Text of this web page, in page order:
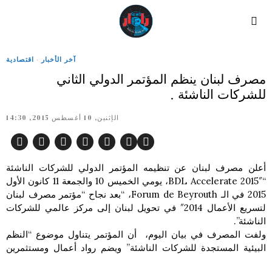
آخر الأخبار · اقتصادية
مصرف لبنان ينظم المؤتمر الدولي الثاني
للشركات الناشئة .
الإثنين, 10 أغسطس 2015, 14:30
أعلن مصرف لبنان عن تنظيمه المؤتمر الدولي للشركات الناشئة
“BDL Accelerate 2015″، يومي الخميس 10 والجمعة 11 كانون الأول
2015 في الـ Forum de Beyrouth، “بعد نجاح “مؤتمر مصرف لبنان
لتسريع الأعمال 2014″ في تحويل لبنان إلى مركز عالمي للشركات
الناشئة”.
ولفت المصرف في بيان اليوم، أن المؤتمر يتناول موضوع “النظم
البيئية المستجدة للشركات الناشئة” ويضم رواد أعمال ومستثمرين